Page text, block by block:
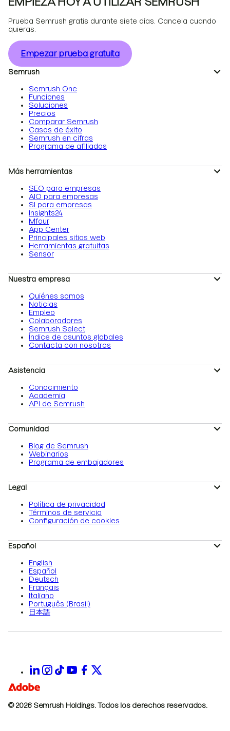
Prueba Semrush gratis durante siete días. Cancela cuando
quieras.
Empezar prueba gratuita
Semrush
Semrush One
Funciones
Soluciones
Precios
Comparar Semrush
Casos de éxito
Semrush en cifras
Programa de afiliados
Más herramientas
SEO para empresas
AIO para empresas
SI para empresas
Insights24
Mfour
App Center
Principales sitios web
Herramientas gratuitas
Sensor
Nuestra empresa
Quiénes somos
Noticias
Empleo
Colaboradores
Semrush Select
Índice de asuntos globales
Contacta con nosotros
Asistencia
Conocimiento
Academia
API de Semrush
Comunidad
Blog de Semrush
Webinarios
Programa de embajadores
Legal
Política de privacidad
Términos de servicio
Configuración de cookies
Español
English
Español
Deutsch
Français
Italiano
Português (Brasil)
日本語
© 2026 Semrush Holdings. Todos los derechos reservados.